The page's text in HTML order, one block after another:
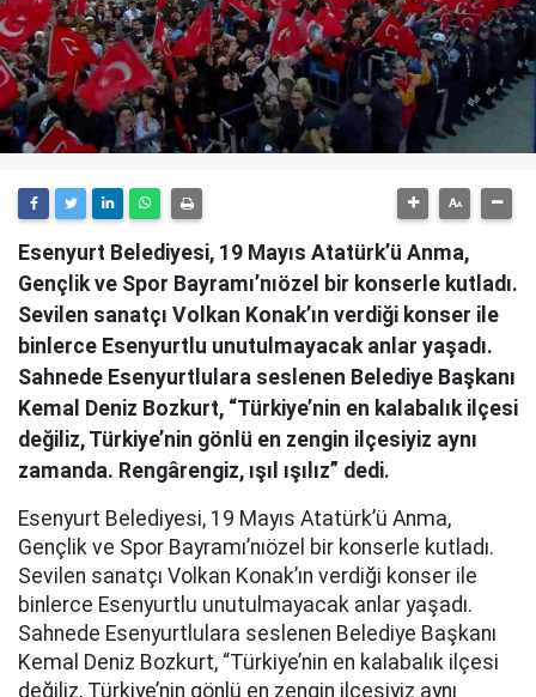
Esenyurt Belediyesi, 19 Mayıs Atatürk’ü Anma,
Gençlik ve Spor Bayramı’nıözel bir konserle kutladı.
Sevilen sanatçı Volkan Konak’ın verdiği konser ile
binlerce Esenyurtlu unutulmayacak anlar yaşadı.
Sahnede Esenyurtlulara seslenen Belediye Başkanı
Kemal Deniz Bozkurt, “Türkiye’nin en kalabalık ilçesi
değiliz, Türkiye’nin gönlü en zengin ilçesiyiz aynı
zamanda. Rengârengiz, ışıl ışılız” dedi.
Esenyurt Belediyesi, 19 Mayıs Atatürk’ü Anma,
Gençlik ve Spor Bayramı’nıözel bir konserle kutladı.
Sevilen sanatçı Volkan Konak’ın verdiği konser ile
binlerce Esenyurtlu unutulmayacak anlar yaşadı.
Sahnede Esenyurtlulara seslenen Belediye Başkanı
Kemal Deniz Bozkurt, “Türkiye’nin en kalabalık ilçesi
değiliz, Türkiye’nin gönlü en zengin ilçesiyiz aynı